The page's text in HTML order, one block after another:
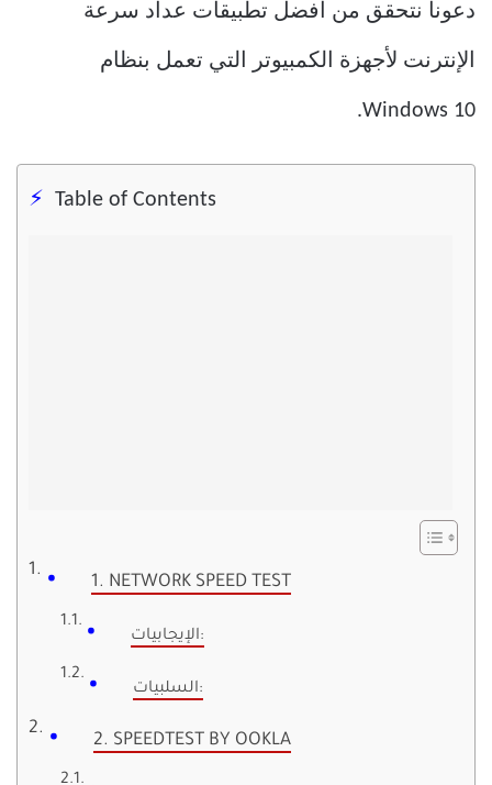
دعونا نتحقق من أفضل تطبيقات عداد سرعة
الإنترنت لأجهزة الكمبيوتر التي تعمل بنظام
Windows 10.
Table of Contents
1. NETWORK SPEED TEST
الإيجابيات:
السلبيات:
2. SPEEDTEST BY OOKLA